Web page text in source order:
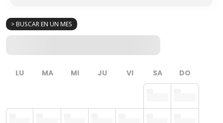
> BUSCAR EN UN MES
LU MA MI JU VI SA DO